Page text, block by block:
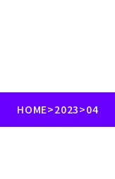
HOME>2023>04